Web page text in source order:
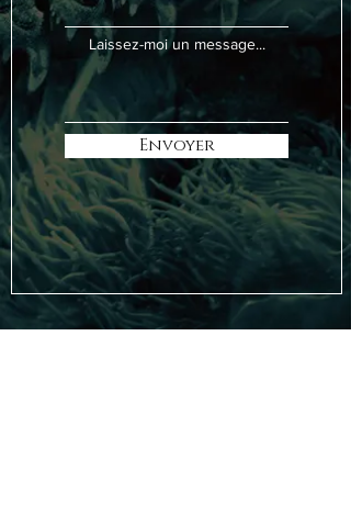
Laissez-moi un message...
Envoyer